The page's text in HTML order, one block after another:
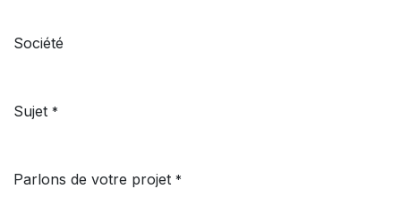
Société
Sujet *
Parlons de votre projet *